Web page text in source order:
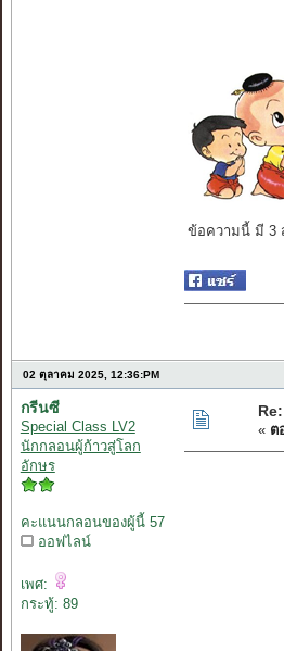
ข้อความนี้ มี 3
02 ตุลาคม 2025, 12:36:PM
กรีนซี
Special Class LV2
นักกลอนผู้ก้าวสู่โลก
อักษร
คะแนนกลอนของผู้นี้ 57
ออฟไลน์
เพศ:
กระทู้: 89
« ต